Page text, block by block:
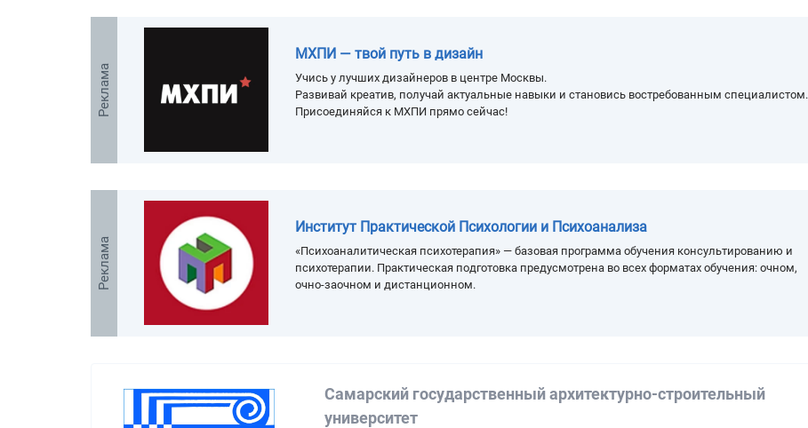
Реклама
МХПИ — твой путь в дизайн
Учись у лучших дизайнеров в центре Москвы.
Развивай креатив, получай актуальные навыки и становись востребованным специалистом.
Присоединяйся к МХПИ прямо сейчас!
Реклама
Институт Практической Психологии и Психоанализа
«Психоаналитическая психотерапия» — базовая программа обучения консультированию и
психотерапии. Практическая подготовка предусмотрена во всех форматах обучения: очном,
очно-заочном и дистанционном.
Самарский государственный архитектурно-строительный
университет